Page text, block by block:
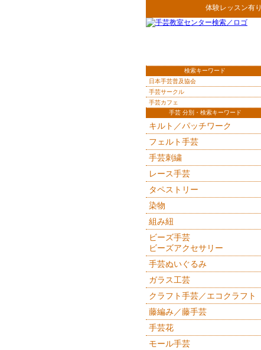
体験レッスン有り
検索キーワード
日本手芸普及協会
手芸サークル
手芸カフェ
手芸 分別・検索キーワード
キルト／パッチワーク
フェルト手芸
手芸刺繍
レース手芸
タペストリー
染物
組み紐
ビーズ手芸
ビーズアクセサリー
手芸ぬいぐるみ
ガラス工芸
クラフト手芸／エコクラフト
藤編み／藤手芸
手芸花
モール手芸